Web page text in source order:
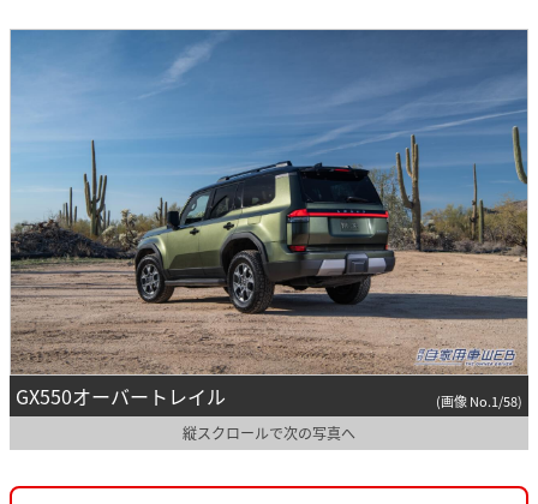
GX550オーバートレイル (画像 No.1/58)
縦スクロールで次の写真へ